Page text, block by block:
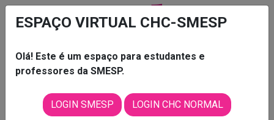
ESPAÇO VIRTUAL CHC-SMESP
Olá! Este é um espaço para estudantes e
professores da SMESP.
LOGIN SMESP LOGIN CHC NORMAL